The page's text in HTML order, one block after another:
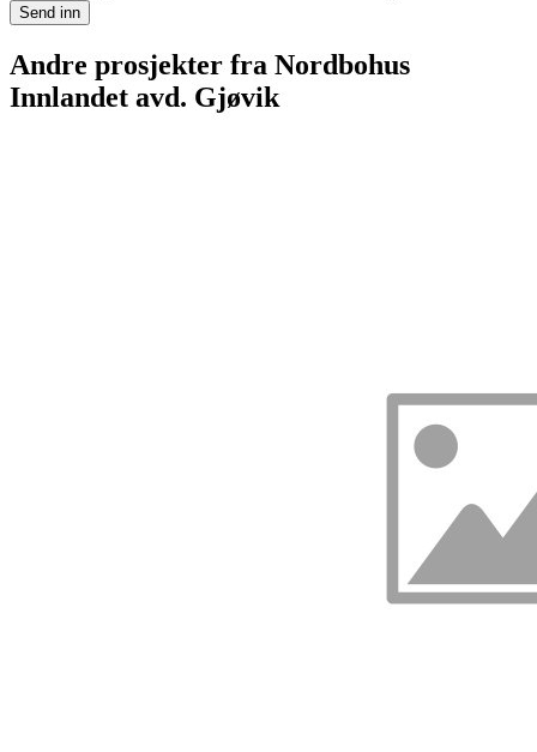
Send inn
Andre prosjekter fra Nordbohus
Innlandet avd. Gjøvik